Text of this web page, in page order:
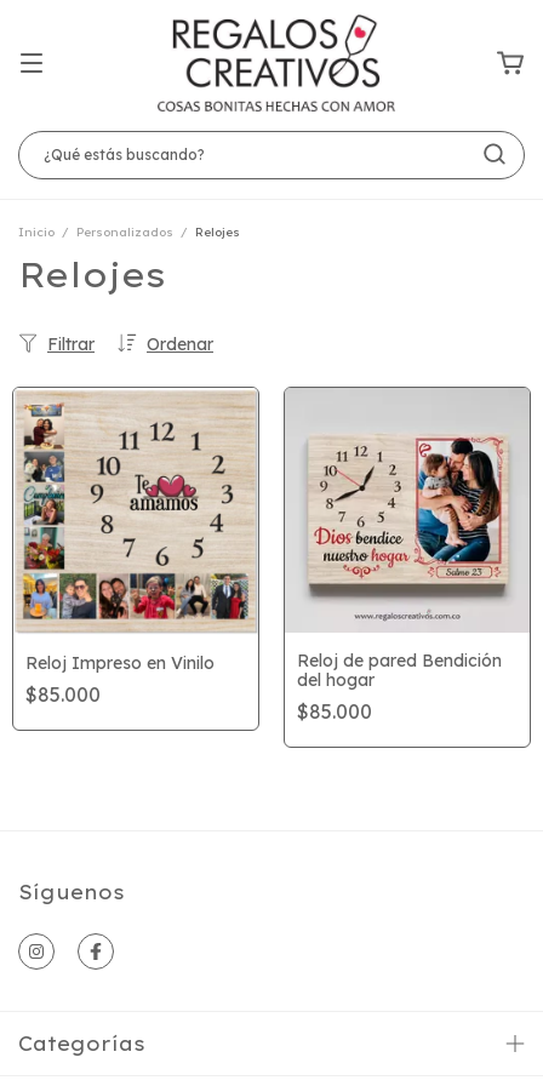
Inicio / Personalizados / Relojes
Relojes
Ordenar
Filtrar
Reloj Impreso en Vinilo
$85.000
Reloj de pared Bendición
del hogar
$85.000
Síguenos
Categorías